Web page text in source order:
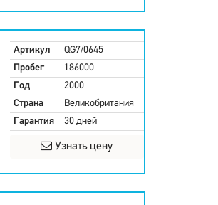
Артикул
QG7/0645
Пробег
186000
Год
2000
Страна
Великобритания
Гарантия
30 дней
Узнать цену